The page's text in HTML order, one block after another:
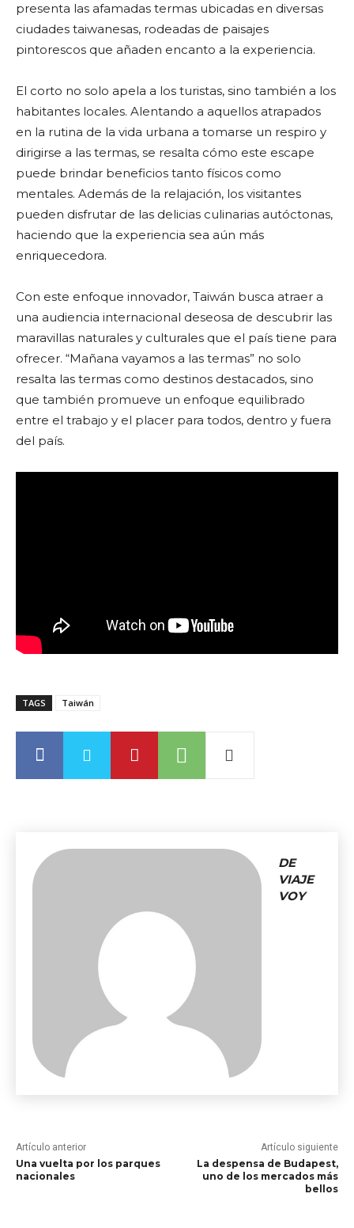
presenta las afamadas termas ubicadas en diversas
ciudades taiwanesas, rodeadas de paisajes
pintorescos que añaden encanto a la experiencia.
El corto no solo apela a los turistas, sino también a los
habitantes locales. Alentando a aquellos atrapados
en la rutina de la vida urbana a tomarse un respiro y
dirigirse a las termas, se resalta cómo este escape
puede brindar beneficios tanto físicos como
mentales. Además de la relajación, los visitantes
pueden disfrutar de las delicias culinarias autóctonas,
haciendo que la experiencia sea aún más
enriquecedora.
Con este enfoque innovador, Taiwán busca atraer a
una audiencia internacional deseosa de descubrir las
maravillas naturales y culturales que el país tiene para
ofrecer. “Mañana vayamos a las termas” no solo
resalta las termas como destinos destacados, sino
que también promueve un enfoque equilibrado
entre el trabajo y el placer para todos, dentro y fuera
del país.
TAGS Taiwán
DE
VIAJE
VOY
Artículo anterior
Una vuelta por los parques
nacionales
Artículo siguiente
La despensa de Budapest,
uno de los mercados más
bellos